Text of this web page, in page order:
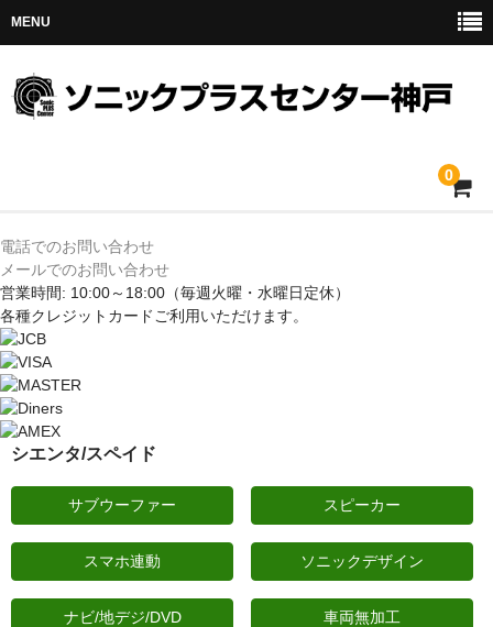
MENU
0
ホーム
メルセデス
BMW
MINI
アウディ
アクセス
電話でのお問い合わせ
メールでのお問い合わせ
営業時間: 10:00～18:00 （毎週火曜・水曜日定休）
各種クレジットカードご利用いただけます。
シエンタ/スペイド
サブウーファー スピーカー
スマホ連動 ソニックデザイン
ナビ/地デジ/DVD 車両無加工